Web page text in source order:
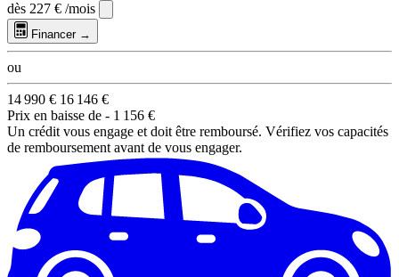
dès 227 € /mois
Financer →
ou
14 990 € 16 146 €
Prix en baisse de - 1 156 €
Un crédit vous engage et doit être remboursé. Vérifiez vos capacités
de remboursement avant de vous engager.